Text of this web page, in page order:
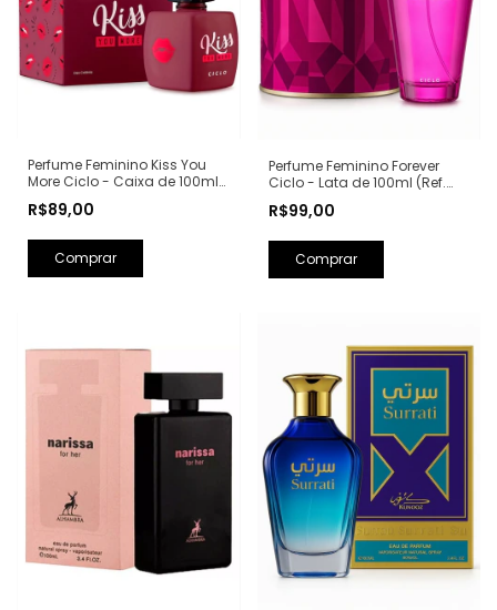
Perfume Feminino Kiss You
More Ciclo - Caixa de 100ml
(Ref. Olfativa: Libre Yves Saint
Laurent)
R$89,00
Perfume Feminino Forever
Ciclo - Lata de 100ml (Ref.
Spears)
R$99,00